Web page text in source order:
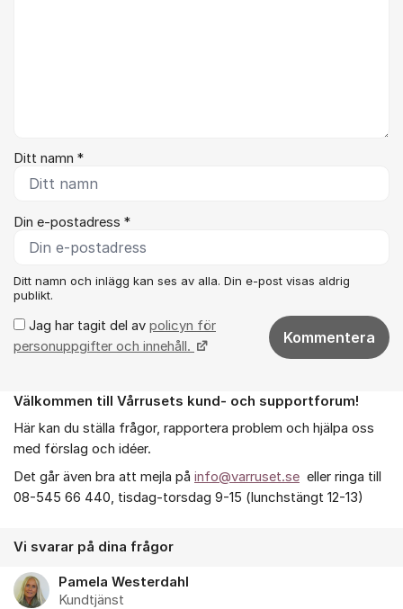
Ditt namn *
Din e-postadress *
Ditt namn och inlägg kan ses av alla. Din e-post visas aldrig
publikt.
Jag har tagit del av policyn för
personuppgifter och innehåll.
Kommentera
Om forumet
Välkommen till Vårrusets kund- och supportforum!
Här kan du ställa frågor, rapportera problem och hjälpa oss
med förslag och idéer.
Det går även bra att mejla på info@varruset.se eller ringa till
08-545 66 440, tisdag-torsdag 9-15 (lunchstängt 12-13)
Vi svarar på dina frågor
Pamela Westerdahl
Kundtjänst